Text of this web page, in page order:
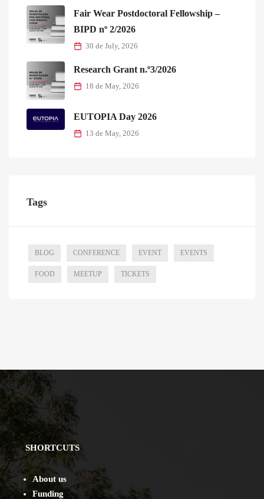
Fair Wear Postdoctoral Fellowship –
BIPD nº 2/2026
30 de July, 2026
Research Grant n.º3/2026
18 de May, 2026
EUTOPIA Day 2026
13 de May, 2026
Tags
BLOG CONFERENCE EVENT EVENTS
FOOD MEETUP TICKETS
SHORTCUTS
About us
Funding